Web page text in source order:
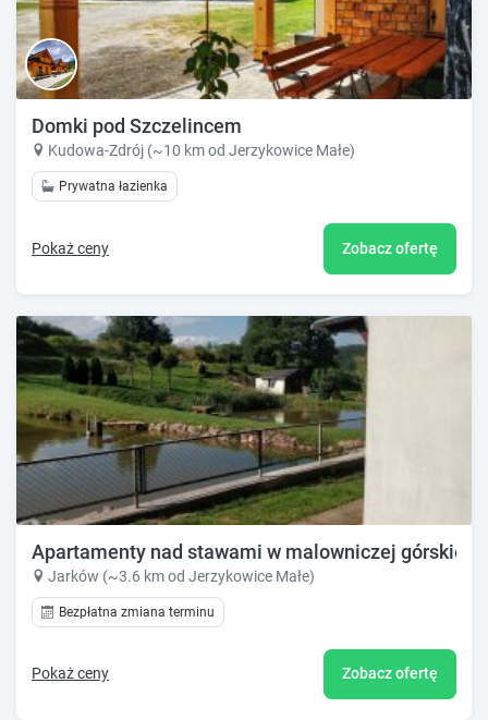
Domki pod Szczelincem
Kudowa-Zdrój (~10 km od Jerzykowice Małe)
Prywatna łazienka
Pokaż ceny Zobacz ofertę
Apartamenty nad stawami w malowniczej górskiej
Jarków (~3.6 km od Jerzykowice Małe)
Bezpłatna zmiana terminu
Pokaż ceny Zobacz ofertę